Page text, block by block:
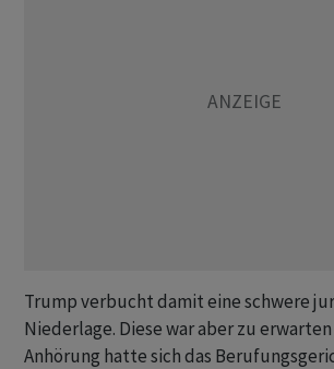
Trump verbucht damit eine schwere
Niederlage. Diese war aber zu
Anhörung hatte sich das